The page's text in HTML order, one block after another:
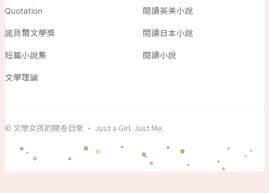
Quotation 閱讀英美小說
諾貝爾文學獎 閱讀日本小說
短篇小說集 閱讀小說
文學理論
© 文學女孩的開卷日常 · Just a Girl. Just Me.